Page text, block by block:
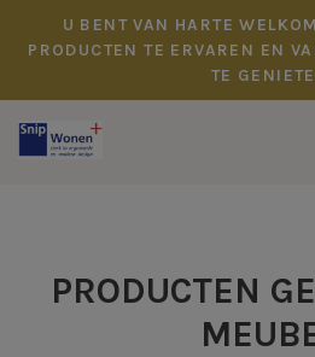
U BENT VAN HARTE
PRODUCTEN TE ERVAREN EN
TE
PRODUCTEN